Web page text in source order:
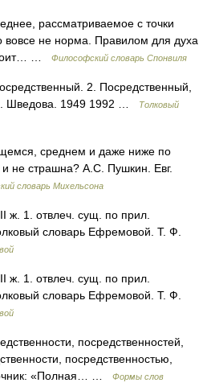
рассматриваемое с точки
вовсе не норма. Правилом для духа
…
Философский словарь Спонвиля
2. Посредственный,
Шведова. 1949 1992 …
Толковый
среднем и даже ниже по
не страшна? А.С. Пушкин. Евг.
словарь Михельсона
ж. 1. отвлеч. сущ. по прил.
словарь Ефремовой. Т. Ф.
ж. 1. отвлеч. сущ. по прил.
словарь Ефремовой. Т. Ф.
посредственностей,
посредственностью,
«Полная… …
Формы слов